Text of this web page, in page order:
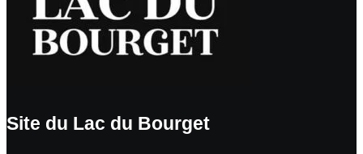
Site du Lac du Bourget